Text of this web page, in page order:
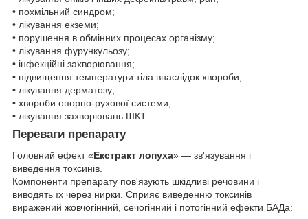
• похмільний синдром;
• лікування екземи;
• порушення в обмінних процесах організму;
• лікування фурункульозу;
• інфекційні захворювання;
• підвищення температури тіла внаслідок хвороби;
• лікування дерматозу;
• хвороби опорно-рухової системи;
• лікування захворювань ШКТ.
Переваги препарату
Головний ефект «Екстракт лопуха» — зв'язування і
виведення токсинів.
Компоненти препарату пов'язують шкідливі речовини і
виводять їх через нирки. Сприяє виведенню токсинів
виражений жовчогінний, сечогінний і потогінний ефекти БАДа: